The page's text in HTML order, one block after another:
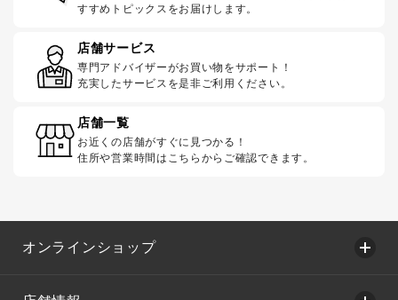
すすめトピックスをお届けします。
店舗サービス
専門アドバイザーがお買い物をサポート！
充実したサービスを是非ご利用ください。
店舗一覧
お近くの店舗がすぐに見つかる！
住所や営業時間はこちらからご確認できます。
オンラインショップ